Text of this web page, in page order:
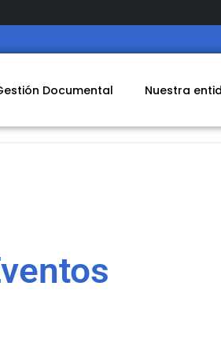
Documental Nuestra